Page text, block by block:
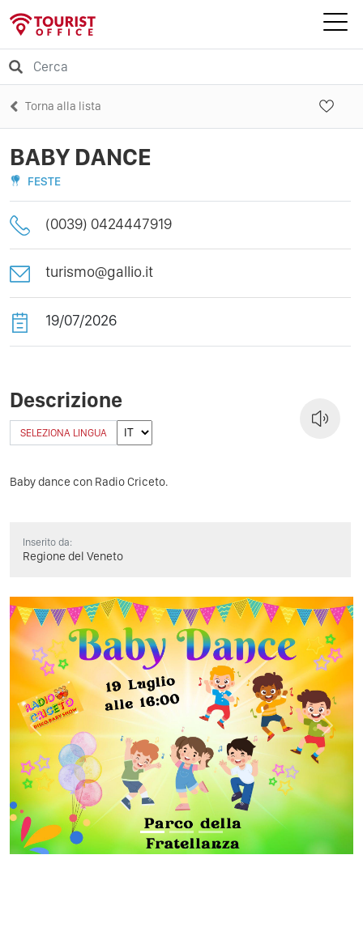
Torna alla lista
BABY DANCE
FESTE
(0039) 0424447919
turismo@gallio.it
19/07/2026
Descrizione
SELEZIONA LINGUA
Baby dance con Radio Criceto.
Inserito da:
Regione del Veneto
Previous